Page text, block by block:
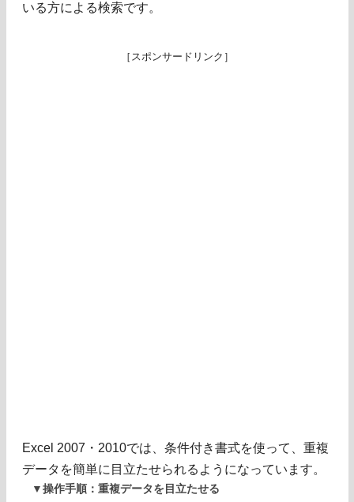
いる方による検索です。
［スポンサードリンク］
Excel 2007・2010では、条件付き書式を使って、重複
データを簡単に目立たせられるようになっています。
▼操作手順：重複データを目立たせる